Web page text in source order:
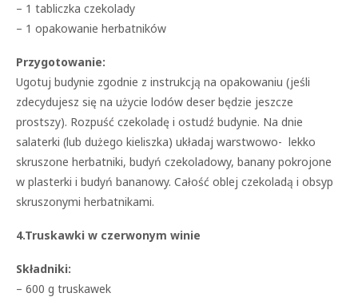
– 1 tabliczka czekolady
– 1 opakowanie herbatników
Przygotowanie:
Ugotuj budynie zgodnie z instrukcją na opakowaniu (jeśli
zdecydujesz się na użycie lodów deser będzie jeszcze
prostszy). Rozpuść czekoladę i ostudź budynie. Na dnie
salaterki (lub dużego kieliszka) układaj warstwowo- lekko
skruszone herbatniki, budyń czekoladowy, banany pokrojone
w plasterki i budyń bananowy. Całość oblej czekoladą i obsyp
skruszonymi herbatnikami.
4.Truskawki w czerwonym winie
Składniki:
– 600 g truskawek